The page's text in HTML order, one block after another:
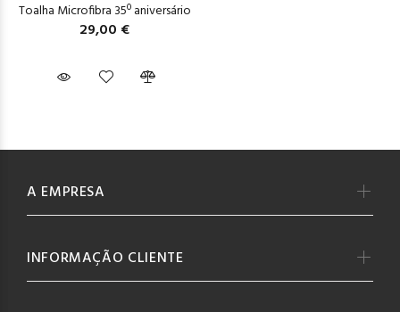
Toalha Microfibra 35º aniversário
29,00 €
A EMPRESA
INFORMAÇÃO CLIENTE